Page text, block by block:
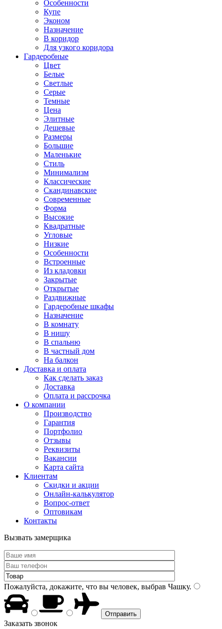
Особенности
Купе
Эконом
Назначение
В коридор
Для узкого коридора
Гардеробные
Цвет
Белые
Светлые
Серые
Темные
Цена
Элитные
Дешевые
Размеры
Большие
Маленькие
Стиль
Минимализм
Классические
Скандинавские
Современные
Форма
Высокие
Квадратные
Угловые
Низкие
Особенности
Встроенные
Из кладовки
Закрытые
Открытые
Раздвижные
Гардеробные шкафы
Назначение
В комнату
В нишу
В спальню
В частный дом
На балкон
Доставка и оплата
Как сделать заказ
Доставка
Оплата и рассрочка
О компании
Производство
Гарантия
Портфолио
Отзывы
Реквизиты
Вакансии
Карта сайта
Клиентам
Скидки и акции
Онлайн-калькулятор
Вопрос-ответ
Оптовикам
Контакты
Вызвать замерщика
Пожалуйста, докажите, что вы человек, выбрав Чашку.
Заказать звонок